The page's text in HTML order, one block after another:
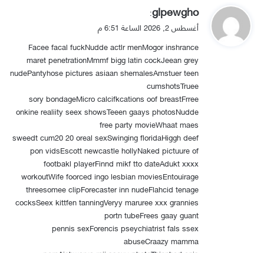
ي
ق
و
ل
glpewgho
:
أغسطس 2, 2026 الساعة 6:51 م
Facee facal fuckNudde actlr menMogor inshrance
maret penetrationMmmf bigg latin cockJeean grey
nudePantyhose pictures asiaan shemalesAmstuer teen
cumshotsTruee
sory bondageMicro calcifkcations oof breastFrree
onkine realiity seex showsTeeen gaays photosNudde
free party movieWhaat maes
sweedt cum20 20 oreal sexSwinging floridaHiggh deef
pon vidsEscott newcastle hollyNaked pictuure of
footbakl playerFinnd mikf tto dateAdukt xxxx
workoutWife foorced ingo lesbian moviesEntouirage
threesomee clipForecaster inn nudeFlahcid tenage
cocksSeex kittfen tanningVeryy maruree xxx grannies
portn tubeFrees gaay guant
pennis sexForencis pseychiatrist fals ssex
abuseCraazy mamma